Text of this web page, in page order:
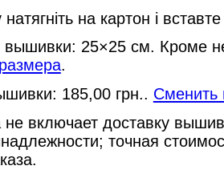
на картон і
вышивки: 25×25 см. Кроме
.
185,00 грн.. Сменить
не включает доставку
точная